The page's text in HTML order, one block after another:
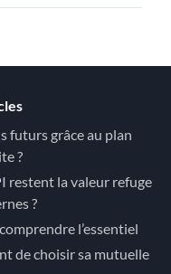
futurs grâce au plan
?
restent la valeur refuge
?
l’essentiel
de choisir sa mutuelle